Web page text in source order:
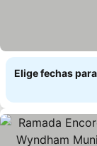
Elige fechas